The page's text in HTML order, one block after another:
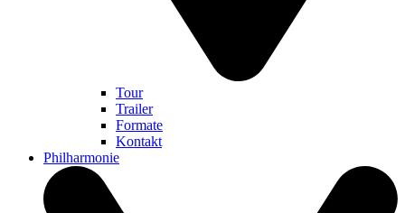
Tour
Trailer
Formate
Kontakt
Philharmonie